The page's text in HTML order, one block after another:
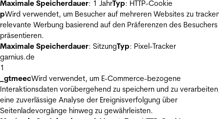
Maximale Speicherdauer: 1 JahrTyp: HTTP-Cookie
pWird verwendet, um Besucher auf mehreren Websites zu
relevante Werbung basierend auf den Präferenzen des Besuchers
präsentieren.
Maximale Speicherdauer: SitzungTyp: Pixel-Tracker
garnius.de
1
_gtmeecWird verwendet, um E-Commerce-bezogene
Interaktionsdaten vorübergehend zu speichern und zu
eine zuverlässige Analyse der Ereignisverfolgung über
Seitenladevorgänge hinweg zu gewährleisten.